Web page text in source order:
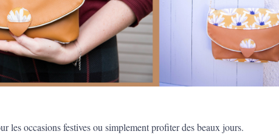
les occasions festives ou simplement profiter des beaux jours.